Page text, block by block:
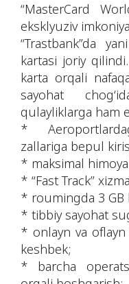
“MasterCard
eksklyuziv
“Trastbank”da
kartasi joriy
karta orqali
sayohat
qulayliklarga ham
*
zallariga bepul
* maksimal
* “Fast Track”
* roumingda 3
* tibbiy sayohat
* onlayn va
keshbek;
* barcha